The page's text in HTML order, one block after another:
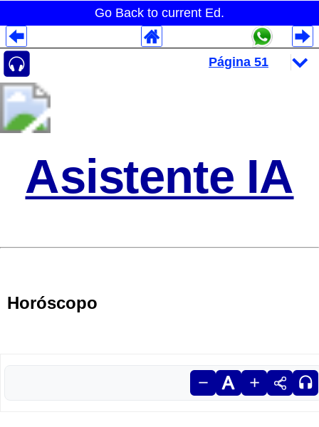
Go Back to current Ed.
Asistente IA
Horóscopo
Despliegues Analytics
Despliegues Totales
Despliegues por Rubros